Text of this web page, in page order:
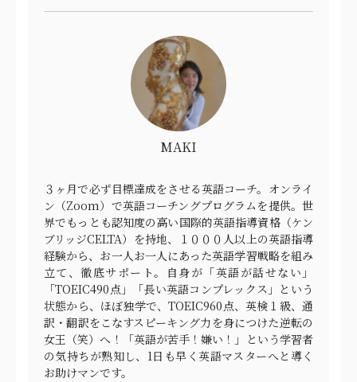
MAKI
３ヶ月で必ず目標達成をさせる英語コーチ。オンライ
ン（Zoom）で英語コーチングプログラムを提供。世
界でもっとも認知度の高い国際的英語指導資格（ケン
ブリッジCELTA）を持地、１０００人以上の英語指導
経験から、お一人お一人にあった英語学習戦略を組み
立て、徹底サポート。自身が「英語が話せない」
「TOEIC490点」「長い英語コンプレックス」という
状態から、ほぼ独学で、TOEIC960点、英検１級、通
訳・翻訳をこなすスピーキング力を身につけた逆転の
女王（笑）へ！「英語が苦手！嫌い！」という学習者
の気持ちが熟知し、1日も早く英語マスターへと導く
お助けマンです。